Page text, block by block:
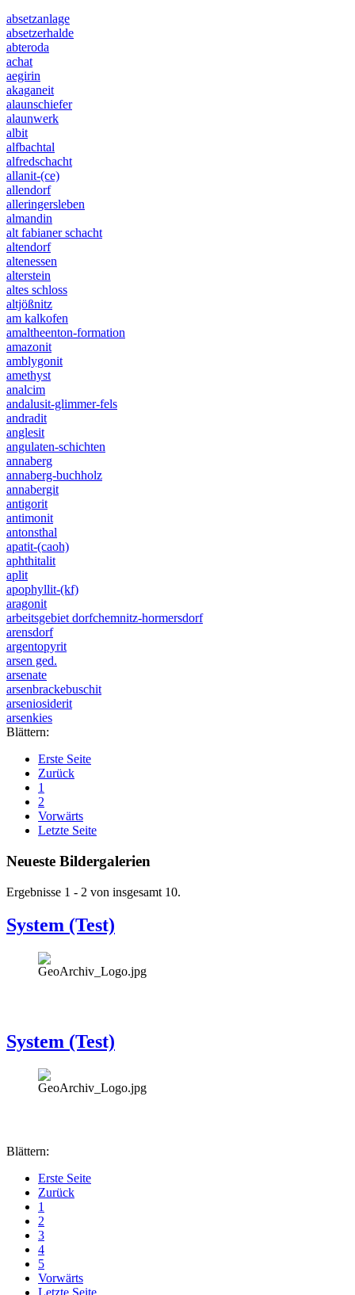
absetzanlage
absetzerhalde
abteroda
achat
aegirin
akaganeit
alaunschiefer
alaunwerk
albit
alfbachtal
alfredschacht
allanit-(ce)
allendorf
alleringersleben
almandin
alt fabianer schacht
altendorf
altenessen
alterstein
altes schloss
altjößnitz
am kalkofen
amaltheenton-formation
amazonit
amblygonit
amethyst
analcim
andalusit-glimmer-fels
andradit
anglesit
angulaten-schichten
annaberg
annaberg-buchholz
annabergit
antigorit
antimonit
antonsthal
apatit-(caoh)
aphthitalit
aplit
apophyllit-(kf)
aragonit
arbeitsgebiet dorfchemnitz-hormersdorf
arensdorf
argentopyrit
arsen ged.
arsenate
arsenbrackebuschit
arseniosiderit
arsenkies
Blättern:
Erste Seite
Zurück
1
2
Vorwärts
Letzte Seite
Neueste Bildergalerien
Ergebnisse 1 - 2 von insgesamt 10.
System (Test)
System (Test)
Blättern:
Erste Seite
Zurück
1
2
3
4
5
Vorwärts